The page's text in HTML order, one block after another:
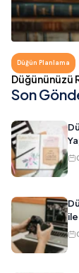
Düğün Planlama
Düğününüzü
Son